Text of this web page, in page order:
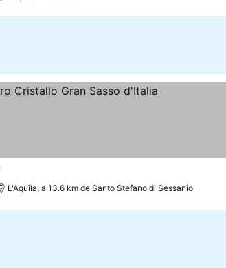
L'Aquila, a 13.6 km de Santo Stefano di Sessanio